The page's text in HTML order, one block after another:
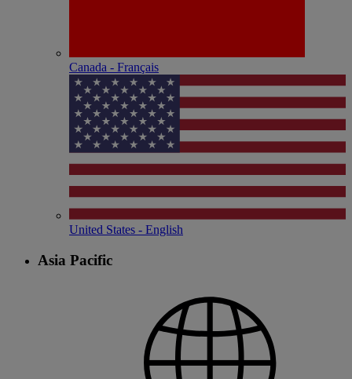
Canada - Français
United States - English
Asia Pacific